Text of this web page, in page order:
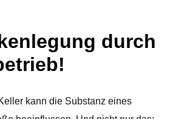
durch
kann die Substanz eines